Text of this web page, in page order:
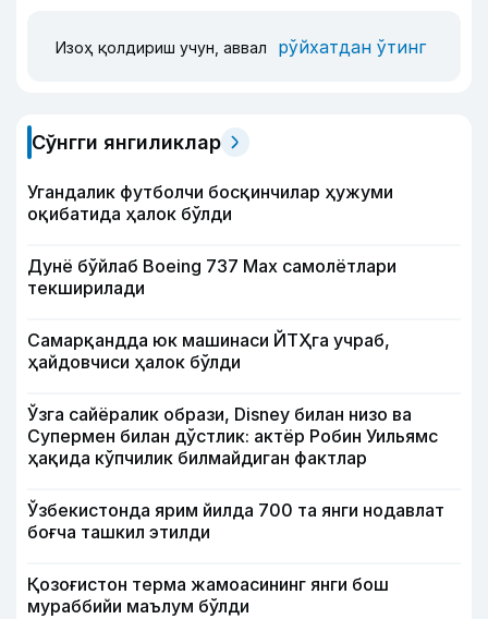
Изоҳ қолдириш учун, аввал рўйхатдан ўтинг
Сўнгги янгиликлар
Угандалик футболчи босқинчилар ҳужуми
оқибатида ҳалок бўлди
Дунё бўйлаб Boeing 737 Мах самолётлари
текширилади
Самарқандда юк машинаси ЙТҲга учраб,
ҳайдовчиси ҳалок бўлди
Ўзга сайёралик образи, Disney билан низо ва
Супермен билан дўстлик: актёр Робин Уильямс
ҳақида кўпчилик билмайдиган фактлар
Ўзбекистонда ярим йилда 700 та янги нодавлат
боғча ташкил этилди
Қозоғистон терма жамоасининг янги бош
мураббийи маълум бўлди